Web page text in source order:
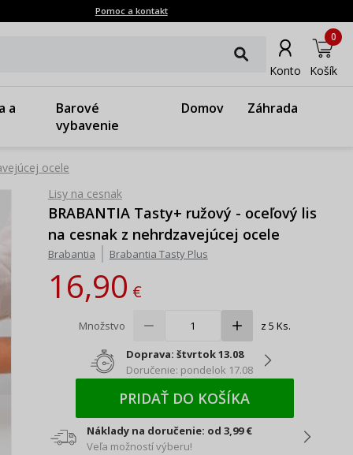
Pomoc a kontakt
Konto Košík
0
a
Barové
vybavenie
Domov Záhrada
ocele
Lisy na cesnak
BRABANTIA Tasty+ ružový - oceľový lis
na cesnak z nehrdzavejúcej ocele
Brabantia Brabantia Tasty Plus
16,90€
Množstvo z 5 Ks.
Doprava: štvrtok 13.08
Doručenie: pondelok 17.08
PRIDAŤ DO KOŠÍKA
Náklady na doručenie: od 3,99 €
Veľa možností výberu!